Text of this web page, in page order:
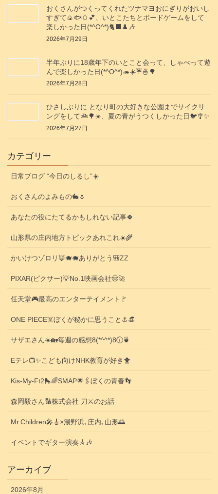
おくさんがつくってくれたツナマヨおにぎりがおいし
すぎて🍙🐟️🥚💕、いとこたちとボードゲームをして
楽しかった日(*^O^*)🐈‍⬛♟️🎶
2026年7月29日
半年ぶりに18歳年下のいとこと会って、しゃべって遊
んで楽しかった日(*^O^*)🦔☀️☔🍜🌳
2026年7月28日
ひさしぶりに となり町の大好きな公園までサイクリ
ングをして🚲️🌳☀️、夏の青がうつくしかった日🐦️🎐✨️
2026年7月27日
カテゴリー
日常ブログ “今日のしるし”☀️
おくさんのよみもの🐇🌷
あなたの役にたてるかもしれない記事🍀
山形県の庄内地方トピックあれこれ☀️🌾
かいけつゾロリ🦊🐗🐗ありがとう🎒ZZ
PIXAR(ピクサー)💡No.1映画会社🤠🚀
任天堂🎮️最高のエンターテイメント🚩
ONE PIECE☠️ぼくが秘かに思うこと⚓️👒
サザエさん☀️🏡毎週の感想8(*^^*)8🕡️🍵
Eテレ📺️✨こども向けNHK教育が好き🐥
Kis-My-Ft2🛼🌈SMAP🌟🖇️ぼくの青春👣
森岡毅さん🔢株式会社 刀⚔️のお話
Mr.Children🎤🎸×湯野浜､庄内､山形🌅
イベントでギター演奏🎸🎶
アーカイブ
2026年8月